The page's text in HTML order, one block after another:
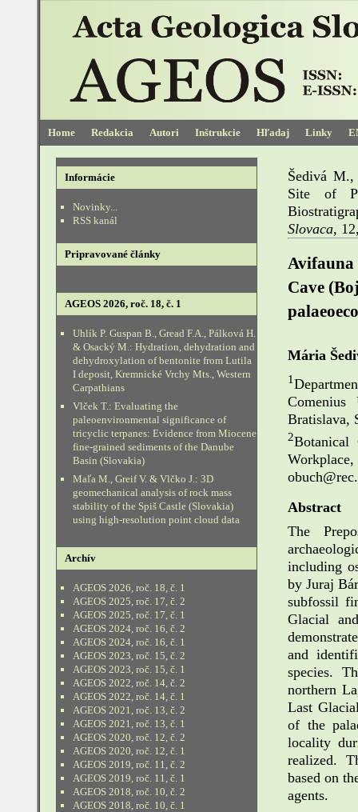
Home Redakcia Autori Inštrukcie Hľadaj Linky
Šedivá
Site of
Slovaca,
Avifauna
Cave
Mária
1
Bratislava,
2Botanical
Abstract
The
including
by Juraj
subfossil
Glacial
and
species.
northern
Last
of the
locality
realized.
based on
agents.
Informácie
Novinky...
RSS kanál
Pripravované články
AGEOS 2026, roč. 18, č. 1
Uhlík P. Guspan B., Gread F.A., Pálková H.
& Osacký M.: Hydration, dehydration and
dehydroxylation of bentonite from Lutila
I deposit, Kremnické Vrchy Mts., Western
Carpathians
Vlček T.: Evaluating the
paleoenvironmental significance of
tricyclic terpanes: Evidence from Miocene
fine-grained sediments of the Danube
Basin (Slovakia)
Maľa M., Greif V. & Vlčko J.: 3D
geomechanical analysis of rock mass
stability of the Spiš Castle (Slovakia)
using high-resolution point cloud data
Archív
AGEOS 2026, roč. 18, č. 1
AGEOS 2025, roč. 17, č. 2
AGEOS 2025, roč. 17, č. 1
AGEOS 2024, roč. 16, č. 2
AGEOS 2024, roč. 16, č. 1
AGEOS 2023, roč. 15, č. 2
AGEOS 2023, roč. 15, č. 1
AGEOS 2022, roč. 14, č. 2
AGEOS 2022, roč. 14, č. 1
AGEOS 2021, roč. 13, č. 2
AGEOS 2021, roč. 13, č. 1
AGEOS 2020, roč. 12, č. 2
AGEOS 2020, roč. 12, č. 1
AGEOS 2019, roč. 11, č. 2
AGEOS 2019, roč. 11, č. 1
AGEOS 2018, roč. 10, č. 2
AGEOS 2018, roč. 10, č. 1